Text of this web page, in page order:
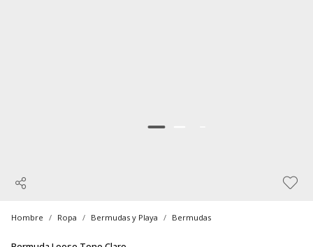
Hombre Ropa Bermudas y Playa Bermudas